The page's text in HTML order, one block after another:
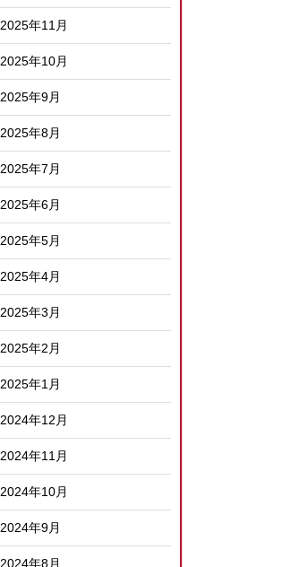
2025年11月
2025年10月
2025年9月
2025年8月
2025年7月
2025年6月
2025年5月
2025年4月
2025年3月
2025年2月
2025年1月
2024年12月
2024年11月
2024年10月
2024年9月
2024年8月